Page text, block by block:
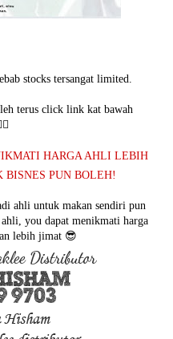
stocks tersangat limited.
terus click link kat bawah
HARGA AHLI LEBIH
BISNES PUN BOLEH!
ahli untuk makan sendiri pun
you dapat menikmati harga
lebih jimat 😎